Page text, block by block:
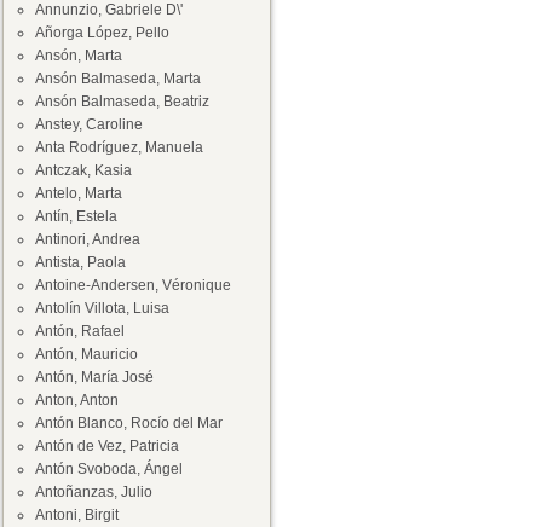
Annunzio, Gabriele D\'
Añorga López, Pello
Ansón, Marta
Ansón Balmaseda, Marta
Ansón Balmaseda, Beatriz
Anstey, Caroline
Anta Rodríguez, Manuela
Antczak, Kasia
Antelo, Marta
Antín, Estela
Antinori, Andrea
Antista, Paola
Antoine-Andersen, Véronique
Antolín Villota, Luisa
Antón, Rafael
Antón, Mauricio
Antón, María José
Anton, Anton
Antón Blanco, Rocío del Mar
Antón de Vez, Patricia
Antón Svoboda, Ángel
Antoñanzas, Julio
Antoni, Birgit